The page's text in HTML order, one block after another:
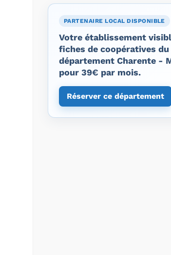
PARTENAIRE LOCAL DISPONIBLE
Votre établissement
fiches de coopératives du
département Charente -
pour 39€ par mois.
Réserver ce département